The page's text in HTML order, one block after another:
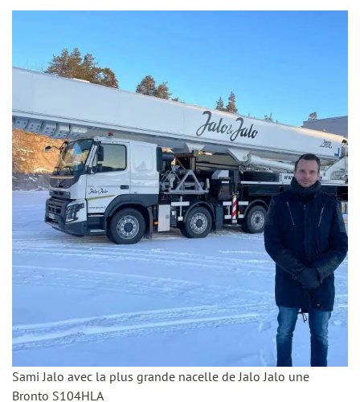
Sami Jalo avec la plus grande nacelle de Jalo Jalo une
Bronto S104HLA